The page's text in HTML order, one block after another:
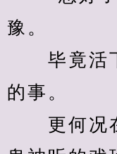
豫。
毕竟活下
的事。
更何况在